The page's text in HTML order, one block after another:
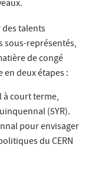
talents
sous-représentés,
de congé
deux étapes :
court terme,
(5YR).
pour envisager
du CERN